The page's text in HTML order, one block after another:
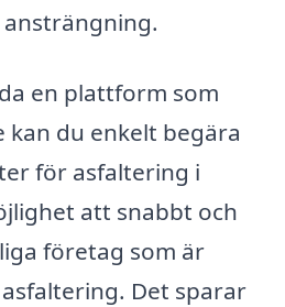
en plattform som
kan du enkelt begära
för asfaltering i
att snabbt och
företag som är
Det sparar